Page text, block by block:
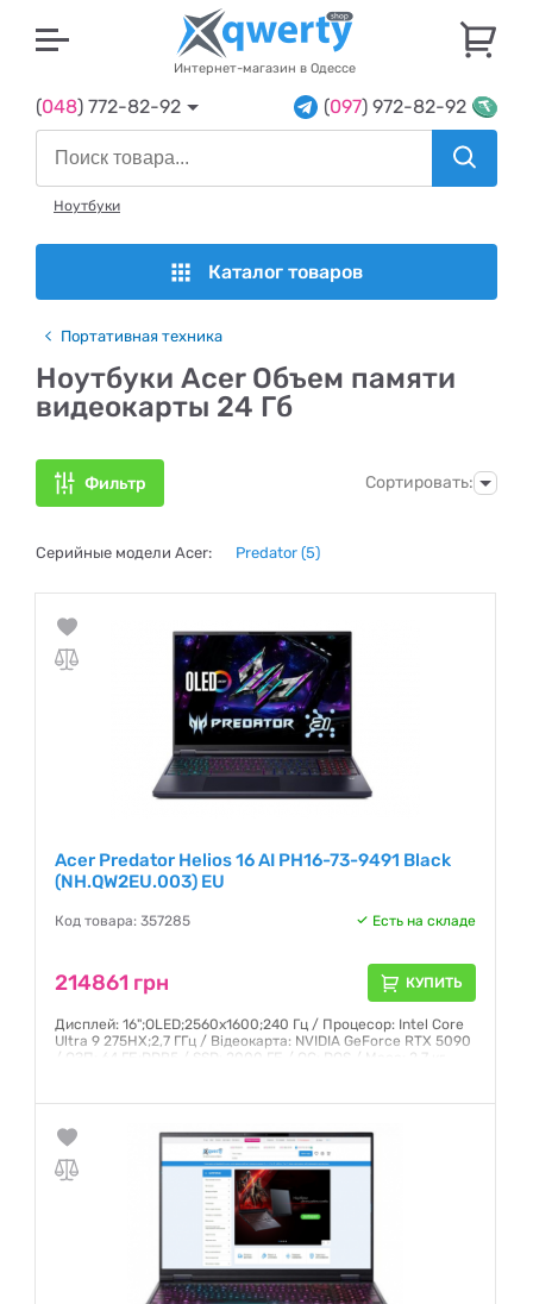
Интернет-магазин в Одессе
(048) 772-82-92 (097) 972-82-92
Ноутбуки
Каталог товаров
Портативная техника
Ноутбуки Acer Объем памяти
видеокарты 24 Гб
Фильтр Сортировать:
Серийные модели Acer: Predator (5)
Acer Predator Helios 16 AI PH16-73-9491 Black
(NH.QW2EU.003) EU
Код товара: 357285 Есть на складе
214861 грн КУПИТЬ
Дисплей: 16";OLED;2560x1600;240 Гц / Процесор: Intel Core
Ultra 9 275HX;2,7 ГГц / Відеокарта: NVIDIA GeForce RTX 5090
/ ОЗП: 64 ГБ;DDR5 / SSD: 2000 ГБ / ОС: DOS / Маса: 2,7 кг